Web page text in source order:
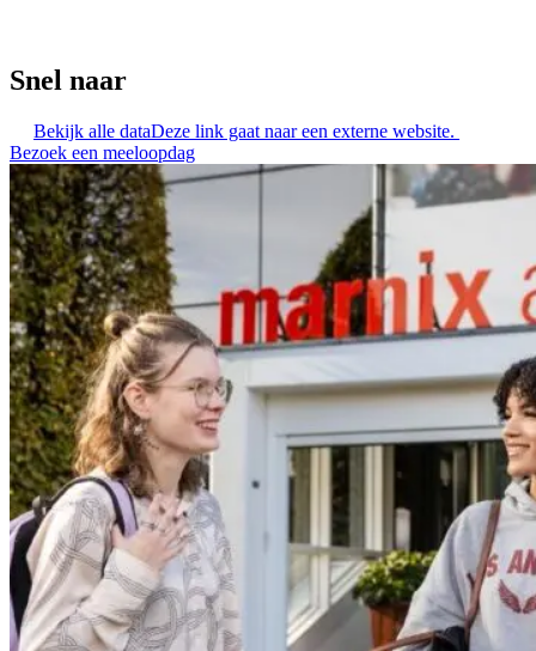
Snel naar
Bekijk alle dataDeze link gaat naar een externe website.
Bezoek een meeloopdag